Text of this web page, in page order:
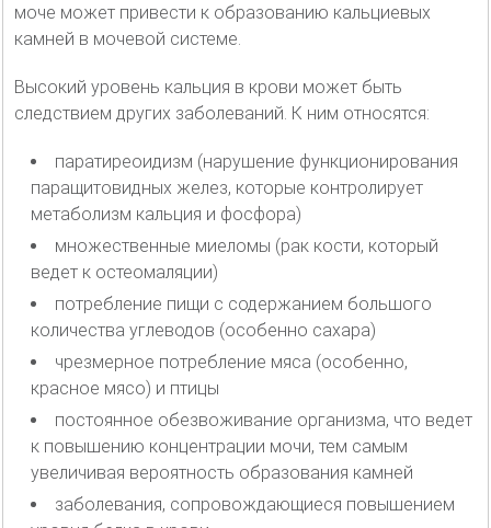
моче может привести к образованию кальциевых
камней в мочевой системе.
Высокий уровень кальция в крови может быть
следствием других заболеваний. К ним относятся:
паратиреоидизм (нарушение функционирования
паращитовидных желез, которые контролирует
метаболизм кальция и фосфора)
множественные миеломы (рак кости, который
ведет к остеомаляции)
потребление пищи с содержанием большого
количества углеводов (особенно сахара)
чрезмерное потребление мяса (особенно,
красное мясо) и птицы
постоянное обезвоживание организма, что ведет
к повышению концентрации мочи, тем самым
увеличивая вероятность образования камней
заболевания, сопровождающиеся повышением